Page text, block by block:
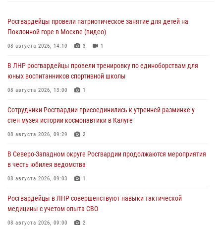
Росгвардейцы провели патриотическое занятие для детей на
Поклонной горе в Москве (видео)
08 августа 2026, 14:10 3 1
В ЛНР росгвардейцы провели тренировку по единоборствам для
юных воспитанников спортивной школы
08 августа 2026, 13:00 1
Сотрудники Росгвардии присоединились к утренней разминке у
стен музея истории космонавтики в Калуге
08 августа 2026, 09:29 2
В Северо-Западном округе Росгвардии продолжаются мероприятия
в честь юбилея ведомства
08 августа 2026, 09:03 1
Росгвардейцы в ЛНР совершенствуют навыки тактической
медицины с учетом опыта СВО
08 августа 2026, 09:00 2